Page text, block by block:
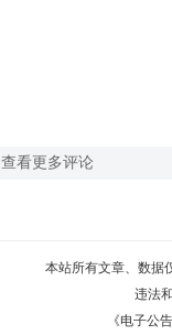
查看更多评论
本站所有文章、数据
违法
《电子公告